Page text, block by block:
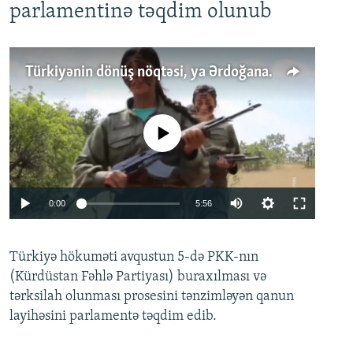
parlamentinə təqdim olunub
Türkiyənin dönüş nöqtəsi, ya Ərdoğana üçüncü şans: PKK ilə qəfil barışıq nə deməkdir?
Auto 240p 360p 480p
720p 1080p
No media source currently available
0:00 5:56
360p
480p
Türkiyə hökuməti avqustun 5-də PKK-nın
(Kürdüstan Fəhlə Partiyası) buraxılması və
tərksilah olunması prosesini tənzimləyən qanun
layihəsini parlamentə təqdim edib.